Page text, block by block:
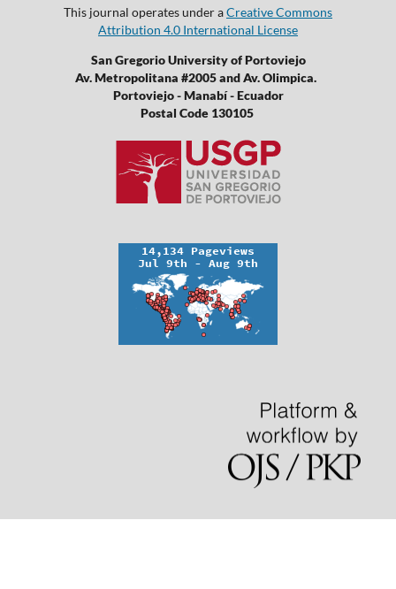
This journal operates under aCreative Commons
Attribution 4.0 International License
San Gregorio University of Portoviejo
Av. Metropolitana #2005 and Av. Olimpica.
Portoviejo - Manabí - Ecuador
Postal Code 130105